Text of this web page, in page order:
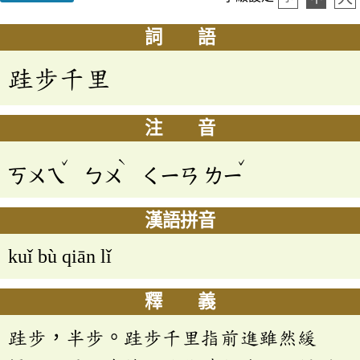
詞 語
跬步千里
注 音
ㄎㄨㄟ
ˇ
ㄅㄨ
ˋ
ㄑㄧㄢ ㄌㄧ
ˇ
漢語拼音
kuǐ bù qiān lǐ
釋 義
跬步，半步。跬步千里指前進雖然緩